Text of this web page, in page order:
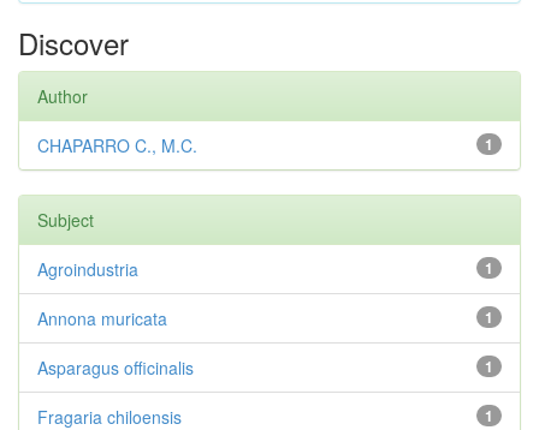
Discover
Author
1
CHAPARRO C., M.C.
Subject
1
Agroindustria
1
Annona muricata
1
Asparagus officinalis
1
Fragaria chiloensis